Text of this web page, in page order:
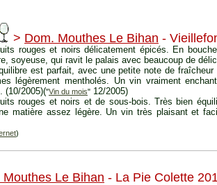
> Dom. Mouthes Le Bihan -
rouges et noirs délicatement épicés. En
soyeuse, qui ravit le palais avec beaucoup de
est parfait, avec une petite note de
légèrement mentholés. Un vin vraiment
(10/2005)("Vin du mois" 12/2005)
rouges et noirs et de sous-bois. Très bien
matière assez légère. Un vin très plaisant et
)
Mouthes Le Bihan - La Pie Colette